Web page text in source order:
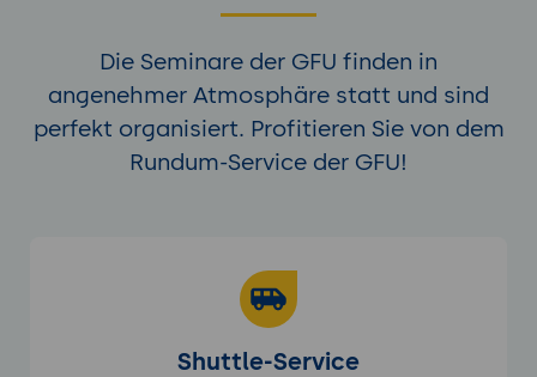
Die Seminare der GFU finden in
angenehmer Atmosphäre statt und sind
perfekt organisiert. Profitieren Sie von dem
Rundum-Service der GFU!
Shuttle-Service